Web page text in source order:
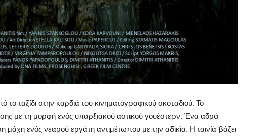
ταξίδι στην καρδιά του κινηματογραφικού σκοταδιού. Το
με τη μορφή ενός υπαρξιακού αστικού γουέστερν. Ένα αδρό
μάχη ενός νεαρού εργάτη αντιμέτωπου με την αδικία. Η ταινία βάζει